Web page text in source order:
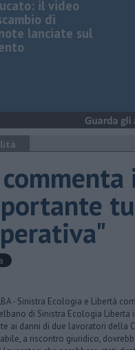
il video
di
lanciate sul
- Sinistra Ecologia e Libertà
di Sinistra Ecologia
ai danni di due lavoratori della
a riscontro giuridico,